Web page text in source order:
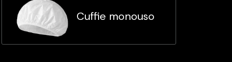
Cuffie monouso